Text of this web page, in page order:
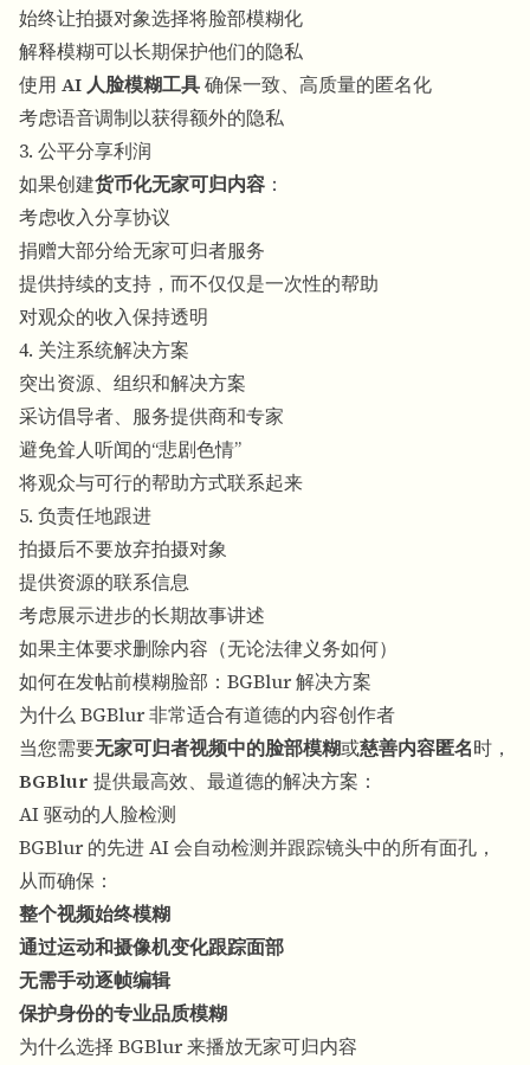
始终让拍摄对象选择将脸部模糊化
解释模糊可以长期保护他们的隐私
使用 AI 人脸模糊工具确保一致、高质量的匿名化
考虑语音调制以获得额外的隐私
3. 公平分享利润
如果创建货币化无家可归内容 ：
考虑收入分享协议
捐赠大部分给无家可归者服务
提供持续的支持，而不仅仅是一次性的帮助
对观众的收入保持透明
4. 关注系统解决方案
突出资源、组织和解决方案
采访倡导者、服务提供商和专家
避免耸人听闻的“悲剧色情”
将观众与可行的帮助方式联系起来
5. 负责任地跟进
拍摄后不要放弃拍摄对象
提供资源的联系信息
考虑展示进步的长期故事讲述
如果主体要求删除内容（无论法律义务如何）
如何在发帖前模糊脸部：BGBlur 解决方案
为什么 BGBlur 非常适合有道德的内容创作者
当您需要无家可归者视频中的脸部模糊或慈善内容匿名时，
BGBlur 提供最高效、最道德的解决方案：
AI 驱动的人脸检测
BGBlur 的先进 AI 会自动检测并跟踪镜头中的所有面孔，
从而确保：
整个视频始终模糊
通过运动和摄像机变化跟踪面部
无需手动逐帧编辑
保护身份的专业品质模糊
为什么选择 BGBlur 来播放无家可归内容